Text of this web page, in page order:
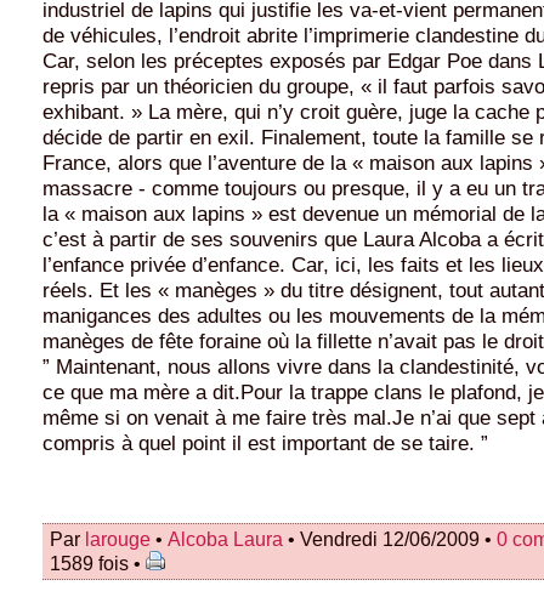
industriel de lapins qui justifie les va-et-vient
de véhicules, l’endroit abrite l’imprimerie clandestine
Car, selon les préceptes exposés par Edgar Poe dans
repris par un théoricien du groupe, « il faut parfois
exhibant. » La mère, qui n’y croit guère, juge la cache
décide de partir en exil. Finalement, toute la famille se
France, alors que l’aventure de la « maison aux lapins
massacre - comme toujours ou presque, il y a eu un
la « maison aux lapins » est devenue un mémorial de
c’est à partir de ses souvenirs que Laura Alcoba a
l’enfance privée d’enfance. Car, ici, les faits et les
réels. Et les « manèges » du titre désignent, tout
manigances des adultes ou les mouvements de la
manèges de fête foraine où la fillette n’avait pas le
” Maintenant, nous allons vivre dans la clandestinité,
ce que ma mère a dit.Pour la trappe clans le plafond,
même si on venait à me faire très mal.Je n’ai que sept
compris à quel point il est important de se taire. ”
Par larouge • Alcoba Laura • Vendredi 12/06/2009 • 0
1589 fois •